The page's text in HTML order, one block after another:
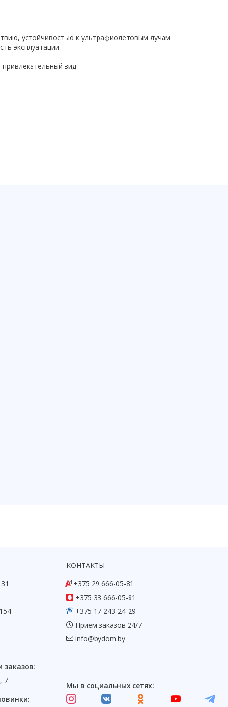
устойчивостью к ультрафиолетовым лучам
эксплуатации
привлекательный вид
заказов:
7
КОНТАКТЫ
+375 29 666-05-81
+375 33 666-05-81
+375 17 243-24-29
Прием заказов 24/7
info@bydom.by
Мы в социальных сетях: